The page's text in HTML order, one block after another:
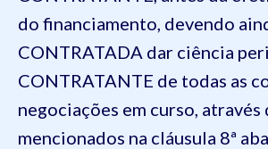
do financiamento, devendo
CONTRATADA dar ciência
CONTRATANTE de todas as
negociações em curso,
mencionados na cláusula 8ª